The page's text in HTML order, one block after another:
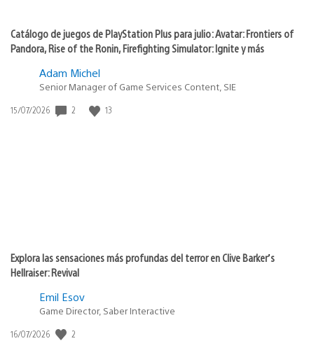
Catálogo de juegos de PlayStation Plus para julio: Avatar: Frontiers of
Pandora, Rise of the Ronin, Firefighting Simulator: Ignite y más
Adam Michel
Senior Manager of Game Services Content, SIE
Fecha
15/07/2026 2 13
Explora las sensaciones más profundas del terror en Clive Barker’s
Hellraiser: Revival
Emil Esov
Game Director, Saber Interactive
Fecha
16/07/2026 2